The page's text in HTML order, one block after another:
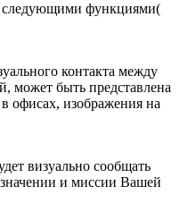
следующими функциями(
контакта между
может быть представлена
офисах, изображения на
визуально сообщать
и миссии Вашей